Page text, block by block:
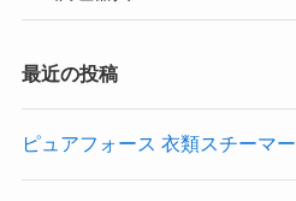
最近の投稿
ピュアフォース 衣類スチーマー